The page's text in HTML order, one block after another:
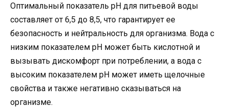
Оптимальный показатель pH для питьевой воды
составляет от 6,5 до 8,5, что гарантирует ее
безопасность и нейтральность для организма. Вода с
низким показателем pH может быть кислотной и
вызывать дискомфорт при потреблении, а вода с
высоким показателем pH может иметь щелочные
свойства и также негативно сказываться на
организме.